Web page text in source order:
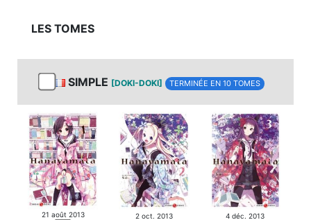
LES TOMES
SIMPLE [DOKI-DOKI] TERMINÉE EN 10 TOMES
21 août 2013 2 oct. 2013 4 déc. 2013